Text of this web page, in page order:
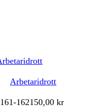
Arbetaridrott
161-162150,00kr